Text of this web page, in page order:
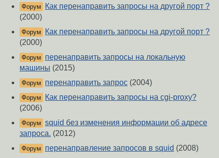
Форум
Как перенаправить запросы на другой порт ?
(2000)
Форум
Как перенаправить запросы на другой порт ?
(2000)
Форум
перенаправить запросы на локальную
машины (2015)
Форум перенаправить запрос (2004)
Форум
Как перенаправить запросы на cgi-proxy?
(2006)
Форум squid без изменения информации об адресе
запроса. (2012)
Форум перенаправление запросов в squid (2008)